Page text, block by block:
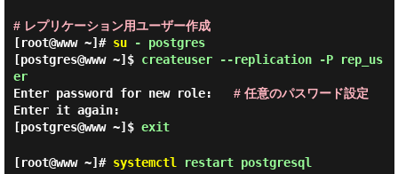
# レプリケーション用ユーザー作成
[root@www ~]# su- postgres
[postgres@www ~]$ createuser --replication -P rep_us
er
Enter password for new role: # 任意のパスワード設定
Enter it again:
[postgres@www ~]$ exit
[root@www ~]# systemctl restart postgresql